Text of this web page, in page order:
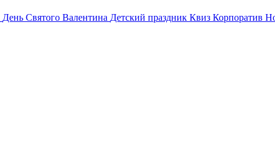
День Святого Валентина Детский праздник Квиз Корпоратив